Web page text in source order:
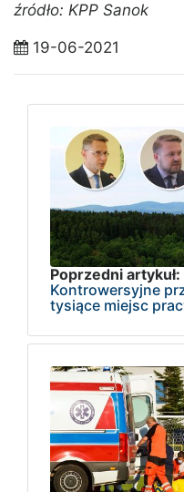
źródło: KPP Sanok
19-06-2021
Poprzedni artykuł:
Kontrowersyjne
tysiące miejsc